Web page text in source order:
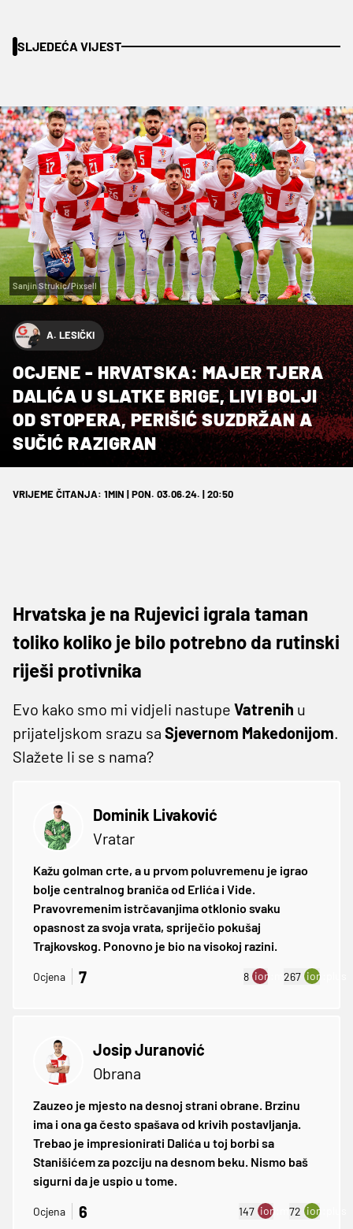
SLJEDEĆA VIJEST
Sanjin Strukic/Pixsell
A. LESIČKI
OCJENE - HRVATSKA: MAJER TJERA
DALIĆA U SLATKE BRIGE, LIVI BOLJI
OD STOPERA, PERIŠIĆ SUZDRŽAN A
SUČIĆ RAZIGRAN
VRIJEME ČITANJA: 1MIN | PON. 03.06.24. | 20:50
Hrvatska je na Rujevici igrala taman
toliko koliko je bilo potrebno da rutinski
riješi protivnika
Evo kako smo mi vidjeli nastupe Vatrenih u
prijateljskom srazu sa Sjevernom Makedonijom.
Slažete li se s nama?
Dominik Livaković
Vratar
Kažu golman crte, a u prvom poluvremenu je igrao
bolje centralnog braniča od Erlića i Vide.
Pravovremenim istrčavanjima otklonio svaku
opasnost za svoja vrata, spriječio pokušaj
Trajkovskog. Ponovno je bio na visokoj razini.
Ocjena 7 8 ion:minus
267 ion:plus
Josip Juranović
Obrana
Zauzeo je mjesto na desnoj strani obrane. Brzinu
ima i ona ga često spašava od krivih postavljanja.
Trebao je impresionirati Dalića u toj borbi sa
Stanišićem za pozciju na desnom beku. Nismo baš
sigurni da je uspio u tome.
Ocjena 6 147 ion:minus
72 ion:plus